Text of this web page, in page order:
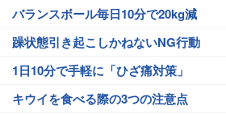
バランスボール毎日10分で20kg減
躁状態引き起こしかねないNG行動
1日10分で手軽に「ひざ痛対策」
キウイを食べる際の3つの注意点